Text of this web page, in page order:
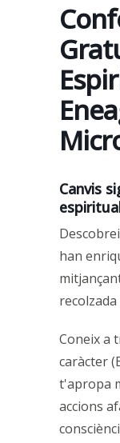
Canvis
han
Coneix a
caràcter
t'apropa
accions